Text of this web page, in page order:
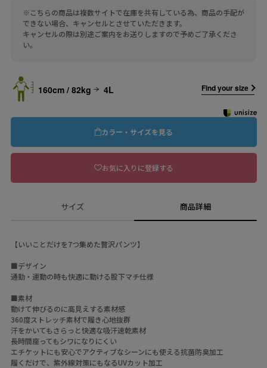
※こちらの商品は複数サイトで在庫を共有している為、商品の手配が
できない場合、キャンセルとさせていただきます。
キャンセルの際は別途ご案内をお送りしますので予めご了承くださ
い。
160cm / 82kg 4L Find your size
カラー・サイズを見る
お気に入りに登録する
サイズ 商品詳細
【いいことだけを7つ集めた贅沢パンツ】
■デザイン
通勤・運動の時も快適に動ける股下マチ仕様
■素材
動けて伸びるのに高見えする素材感
360度ストレッチ素材で履き心地抜群
汗をかいてもさらっと快適な吸汗速乾素材
長時間座ってもシワになりにくい
エチケットにも安心でアクティブなシーンにも使える抗菌防臭加工
履くだけで、紫外線対策にもなるUVカット加工